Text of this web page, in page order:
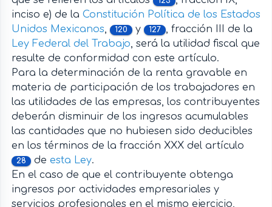
inciso e) de la Constitución Política de los Estados
Unidos Mexicanos, 120 y 127 , fracción III de la
Ley Federal del Trabajo, será la utilidad fiscal que
resulte de conformidad con este artículo.
Para la determinación de la renta gravable en
materia de participación de los trabajadores en
las utilidades de las empresas, los contribuyentes
deberán disminuir de los ingresos acumulables
las cantidades que no hubiesen sido deducibles
en los términos de la fracción XXX del artículo
28 de esta Ley.
En el caso de que el contribuyente obtenga
ingresos por actividades empresariales y
servicios profesionales en el mismo ejercicio,